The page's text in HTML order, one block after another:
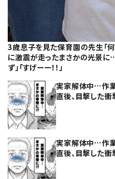
3歳息子を見た保育園の先生「
に激震が走ったまさかの光景に
ず」「すげーー！！」
実家解体中…作
直後、目撃した衝
実家解体中…作
直後、目撃した衝